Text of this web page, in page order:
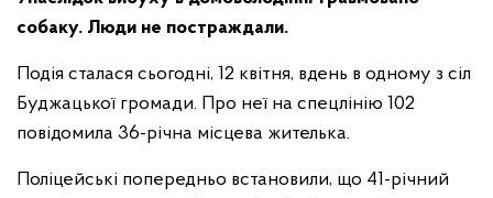
собаку. Люди не постраждали.
Подія сталася сьогодні, 12 квітня, вдень в одному з сіл
Буджацької громади. Про неї на спецлінію 102
повідомила 36-річна місцева жителька.
Поліцейські попередньо встановили, що 41-річний